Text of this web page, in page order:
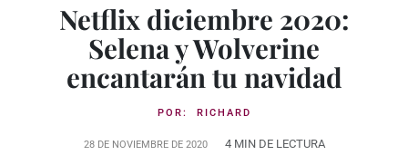
Netflix diciembre 2020:
Selena y Wolverine
encantarán tu navidad
POR: RICHARD
28 DE NOVIEMBRE DE 2020 4 MIN DE LECTURA